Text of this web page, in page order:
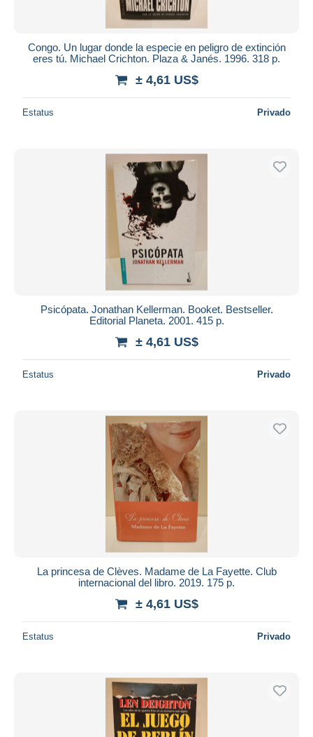
Congo. Un lugar donde la especie en peligro de extinción
eres tú. Michael Crichton. Plaza & Janés. 1996. 318 p.
± 4,61 US$
Estatus Privado
Psicópata. Jonathan Kellerman. Booket. Bestseller.
Editorial Planeta. 2001. 415 p.
± 4,61 US$
Estatus Privado
La princesa de Clèves. Madame de La Fayette. Club
internacional del libro. 2019. 175 p.
± 4,61 US$
Estatus Privado